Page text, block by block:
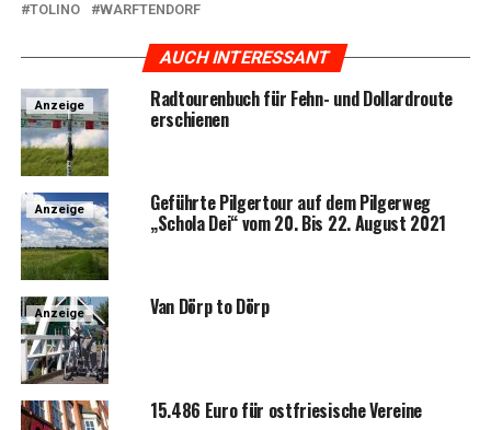
TOLINO
WARFTENDORF
AUCH INTERESSANT
Anzeige Rad­tou­ren­buch für Fehn- und Dol­lard­rou­te
erschienen
Anzeige Geführ­te Pil­ger­tour auf dem Pil­ger­weg
„Scho­la Dei“ vom 20. Bis 22. August 2021
Anzeige Van Dörp to Dörp
15.486 Euro für ost­frie­si­sche Vereine